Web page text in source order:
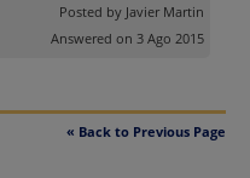
Posted by Javier Martin
Answered on 3 Ago 2015
« Back to Previous Page